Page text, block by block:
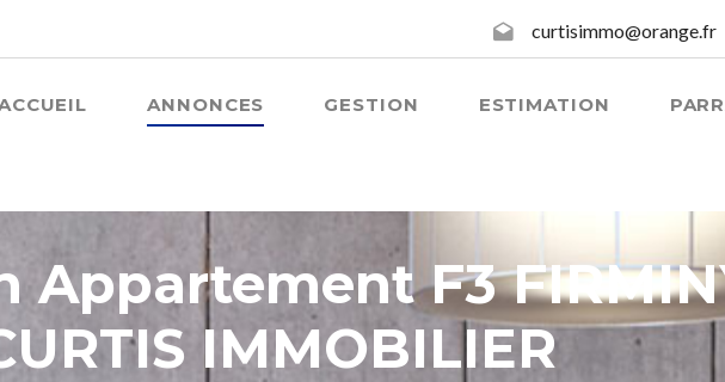
curtisimmo@orange.fr
ANNONCES GESTION ESTIMATION
Appartement F3
IMMOBILIER